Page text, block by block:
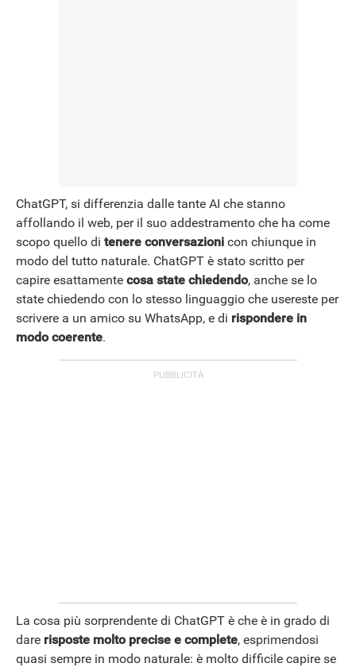
ChatGPT, si differenzia dalle tante AI che stanno
affollando il web, per il suo addestramento che ha come
scopo quello di tenere conversazioni con chiunque in
modo del tutto naturale. ChatGPT è stato scritto per
capire esattamente cosa state chiedendo, anche se lo
state chiedendo con lo stesso linguaggio che usereste per
scrivere a un amico su WhatsApp, e di rispondere in
modo coerente.
La cosa più sorprendente di ChatGPT è che è in grado di
dare risposte molto precise e complete, esprimendosi
quasi sempre in modo naturale: è molto difficile capire se